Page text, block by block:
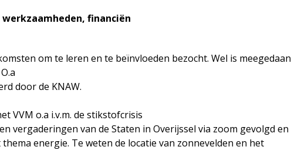
financiën
om te leren en te beïnvloeden bezocht. Wel is meegedaan
door de KNAW.
VVM o.a i.v.m. de stikstofcrisis
vergaderingen van de Staten in Overijssel via zoom gevolgd en
energie. Te weten de locatie van zonnevelden en het